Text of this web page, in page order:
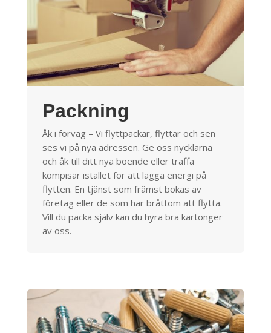
Packning
Åk i förväg – Vi flyttpackar, flyttar och sen
ses vi på nya adressen. Ge oss nycklarna
och åk till ditt nya boende eller träffa
kompisar istället för att lägga energi på
flytten. En tjänst som främst bokas av
företag eller de som har bråttom att flytta.
Vill du packa själv kan du hyra bra kartonger
av oss.